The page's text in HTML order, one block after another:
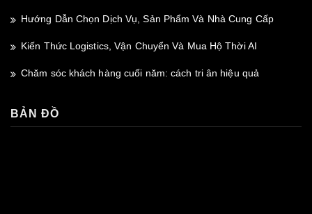
Hướng Dẫn Chọn Dịch Vụ, Sản Phẩm Và Nhà Cung Cấp
Kiến Thức Logistics, Vận Chuyển Và Mua Hộ Thời AI
Chăm sóc khách hàng cuối năm: cách tri ân hiệu quả
BẢN ĐỒ